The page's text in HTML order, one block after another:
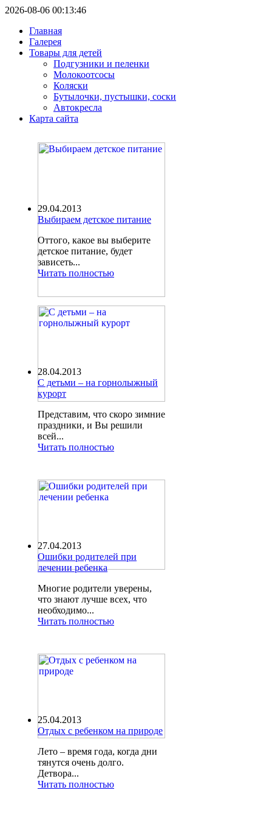
2026-08-06 00:13:46
Главная
Галерея
Товары для детей
Подгузники и пеленки
Молокоотсосы
Коляски
Бутылочки, пустышки, соски
Автокресла
Карта сайта
29.04.2013
Выбираем детское питание
Оттого, какое вы выберите
детское питание, будет
зависеть...
Читать полностью
28.04.2013
С детьми – на горнолыжный
курорт
Представим, что скоро зимние
праздники, и Вы решили
всей...
Читать полностью
27.04.2013
Ошибки родителей при
лечении ребенка
Многие родители уверены,
что знают лучше всех, что
необходимо...
Читать полностью
25.04.2013
Отдых с ребенком на природе
Лето – время года, когда дни
тянутся очень долго.
Детвора...
Читать полностью